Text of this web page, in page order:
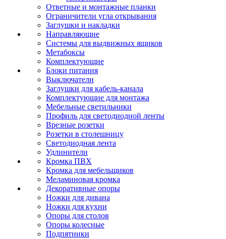
Ответные и монтажные планки
Ограничители угла открывания
Заглушки и накладки
Направляющие
Системы для выдвижных ящиков
Метабоксы
Комплектующие
Блоки питания
Выключатели
Заглушки для кабель-канала
Комплектующие для монтажа
Мебельные светильники
Профиль для светодиодной ленты
Врезные розетки
Розетки в столешницу
Светодиодная лента
Удлинители
Кромка ПВХ
Кромка для мебельщиков
Меламиновая кромка
Декоративные опоры
Ножки для дивана
Ножки для кухни
Опоры для столов
Опоры колесные
Подпятники